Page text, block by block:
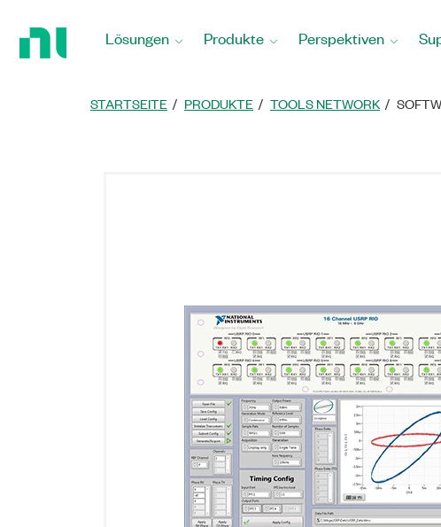
Startseite
Lösungen Produkte Perspektiven
STARTSEITE PRODUKTE TOOLS NETWORK